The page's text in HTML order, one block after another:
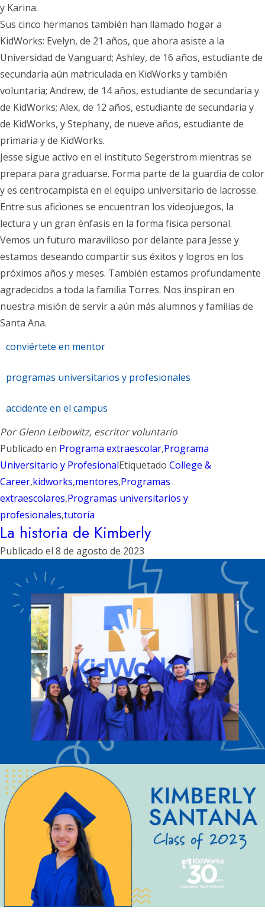
y Karina.
Sus cinco hermanos también han llamado hogar a
KidWorks: Evelyn, de 21 años, que ahora asiste a la
Universidad de Vanguard; Ashley, de 16 años, estudiante de
secundaria aún matriculada en KidWorks y también
voluntaria; Andrew, de 14 años, estudiante de secundaria y
de KidWorks; Alex, de 12 años, estudiante de secundaria y
de KidWorks, y Stephany, de nueve años, estudiante de
primaria y de KidWorks.
Jesse sigue activo en el instituto Segerstrom mientras se
prepara para graduarse. Forma parte de la guardia de color
y es centrocampista en el equipo universitario de lacrosse.
Entre sus aficiones se encuentran los videojuegos, la
lectura y un gran énfasis en la forma física personal.
Vemos un futuro maravilloso por delante para Jesse y
estamos deseando compartir sus éxitos y logros en los
próximos años y meses. También estamos profundamente
agradecidos a toda la familia Torres. Nos inspiran en
nuestra misión de servir a aún más alumnos y familias de
Santa Ana.
conviértete en mentor
programas universitarios y profesionales
accidente en el campus
Por Glenn Leibowitz, escritor voluntario
Publicado en Programa extraescolar,Programa
Universitario y ProfesionalEtiquetado College &
Career,kidworks,mentores,Programas
extraescolares,Programas universitarios y
profesionales,tutoría
La historia de Kimberly
Publicado el 8 de agosto de 2023